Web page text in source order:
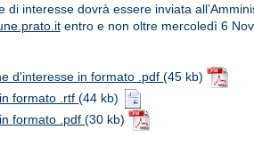
di interesse dovrà essere inviata
entro e non oltre mercoledì 6
d'interesse in formato .pdf(45 kb)
formato .rtf(44 kb)
formato .pdf(30 kb)